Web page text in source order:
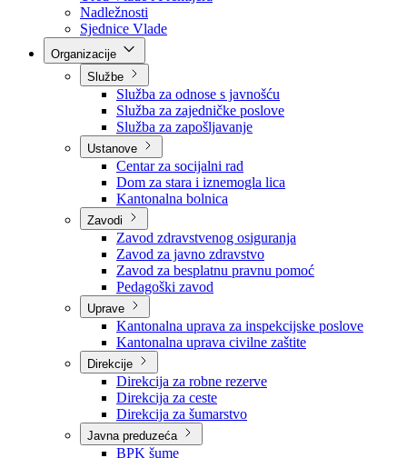
Ministarstvo za boračka pitanja
Ministarstvo za finansije
Ured Vlade i Premijera
Nadležnosti
Sjednice Vlade
Službe
Služba za odnose s javnošću
Služba za zajedničke poslove
Služba za zapošljavanje
Ustanove
Centar za socijalni rad
Dom za stara i iznemogla lica
Kantonalna bolnica
Zavodi
Zavod zdravstvenog osiguranja
Zavod za javno zdravstvo
Zavod za besplatnu pravnu pomoć
Pedagoški zavod
Uprave
Kantonalna uprava za inspekcijske poslove
Kantonalna uprava civilne zaštite
Direkcije
Direkcija za robne rezerve
Direkcija za ceste